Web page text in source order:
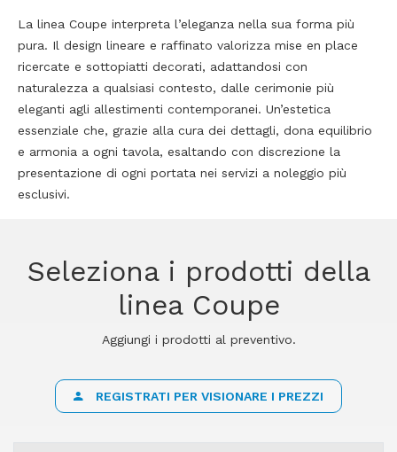
La linea Coupe interpreta l’eleganza nella sua forma più
pura. Il design lineare e raffinato valorizza mise en place
ricercate e sottopiatti decorati, adattandosi con
naturalezza a qualsiasi contesto, dalle cerimonie più
eleganti agli allestimenti contemporanei. Un’estetica
essenziale che, grazie alla cura dei dettagli, dona equilibrio
e armonia a ogni tavola, esaltando con discrezione la
presentazione di ogni portata nei servizi a noleggio più
esclusivi.
Seleziona i prodotti della
linea Coupe
Aggiungi i prodotti al preventivo.
REGISTRATI PER VISIONARE I PREZZI